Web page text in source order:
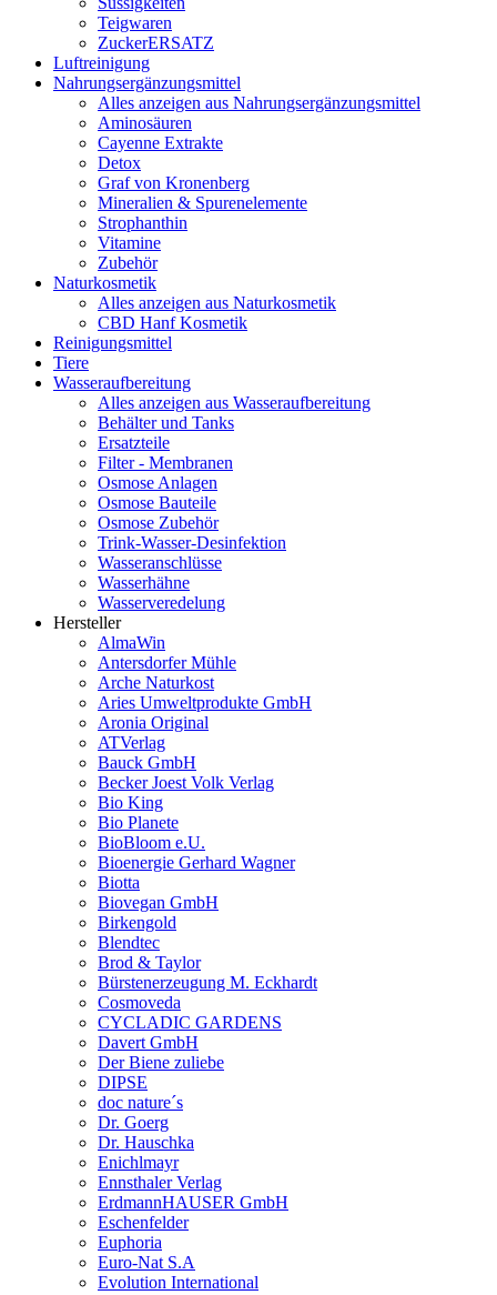
Teigwaren
ZuckerERSATZ
Luftreinigung
Nahrungsergänzungsmittel
Alles anzeigen aus Nahrungsergänzungsmittel
Aminosäuren
Cayenne Extrakte
Detox
Graf von Kronenberg
Mineralien & Spurenelemente
Strophanthin
Vitamine
Zubehör
Naturkosmetik
Alles anzeigen aus Naturkosmetik
CBD Hanf Kosmetik
Reinigungsmittel
Tiere
Wasseraufbereitung
Alles anzeigen aus Wasseraufbereitung
Behälter und Tanks
Ersatzteile
Filter - Membranen
Osmose Anlagen
Osmose Bauteile
Osmose Zubehör
Trink-Wasser-Desinfektion
Wasseranschlüsse
Wasserhähne
Wasserveredelung
Hersteller
AlmaWin
Antersdorfer Mühle
Arche Naturkost
Aries Umweltprodukte GmbH
Aronia Original
ATVerlag
Bauck GmbH
Becker Joest Volk Verlag
Bio King
Bio Planete
BioBloom e.U.
Bioenergie Gerhard Wagner
Biotta
Biovegan GmbH
Birkengold
Blendtec
Brod & Taylor
Bürstenerzeugung M. Eckhardt
Cosmoveda
CYCLADIC GARDENS
Davert GmbH
Der Biene zuliebe
DIPSE
doc nature´s
Dr. Goerg
Dr. Hauschka
Enichlmayr
Ennsthaler Verlag
ErdmannHAUSER GmbH
Eschenfelder
Euphoria
Euro-Nat S.A
Evolution International